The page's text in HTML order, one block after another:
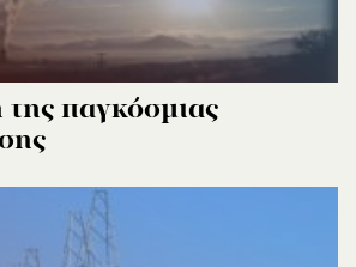
παγκόσμιας